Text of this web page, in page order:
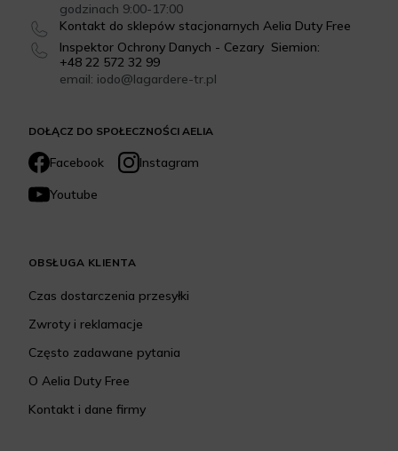
DOŁĄCZ DO SPOŁECZNOŚCI AELIA
Facebook
Instagram
Youtube
godzinach 9:00-17:00
Kontakt do sklepów stacjonarnych Aelia Duty Free
Inspektor Ochrony Danych - Cezary Siemion:
+48 22 572 32 99
email: iodo@lagardere-tr.pl
OBSŁUGA KLIENTA
Czas dostarczenia przesyłki
Zwroty i reklamacje
Często zadawane pytania
O Aelia Duty Free
Kontakt i dane firmy